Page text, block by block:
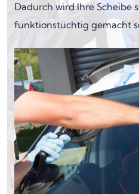
Dadurch wird Ihre Scheibe
funktionstüchtig gemacht